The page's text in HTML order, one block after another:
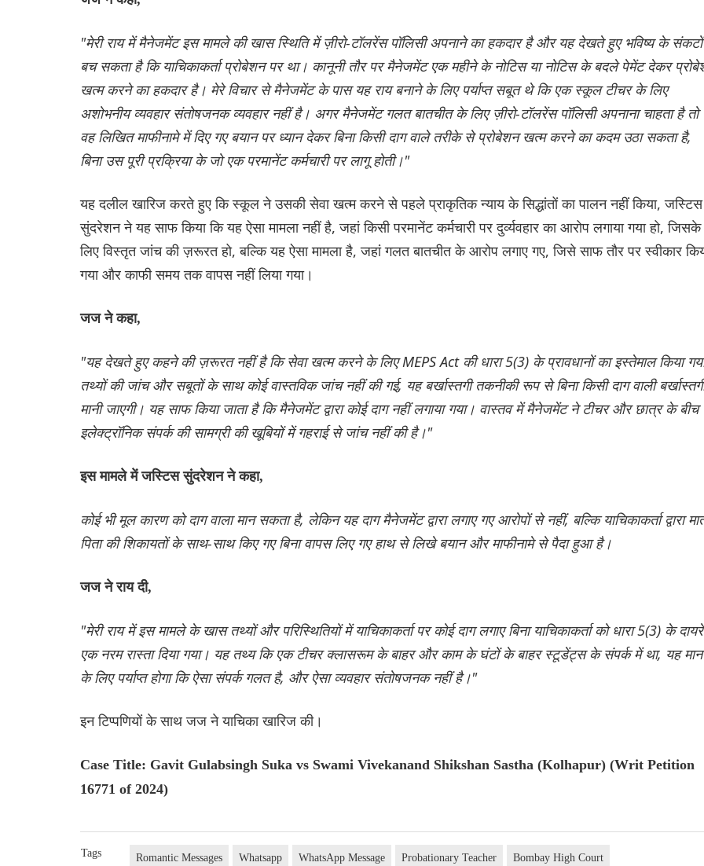
"मेरी राय में मैनेजमेंट इस मामले की खास स्थिति में ज़ीरो-टॉलरेंस पॉलिसी अपनाने का हकदार है और यह देखते हुए भविष्य के
बच सकता है कि याचिकाकर्ता प्रोबेशन पर था। कानूनी तौर पर मैनेजमेंट एक महीने के नोटिस या नोटिस के बदले पेमेंट देकर
खत्म करने का हकदार है। मेरे विचार से मैनेजमेंट के पास यह राय बनाने के लिए पर्याप्त सबूत थे कि एक स्कूल टीचर के लिए
अशोभनीय व्यवहार संतोषजनक व्यवहार नहीं है। अगर मैनेजमेंट गलत बातचीत के लिए ज़ीरो-टॉलरेंस पॉलिसी अपनाना चाहता है तो
वह लिखित माफीनामे में दिए गए बयान पर ध्यान देकर बिना किसी दाग ​​वाले तरीके से प्रोबेशन खत्म करने का कदम उठा सकता है,
बिना उस पूरी प्रक्रिया के जो एक परमानेंट कर्मचारी पर लागू होती।"
यह दलील खारिज करते हुए कि स्कूल ने उसकी सेवा खत्म करने से पहले प्राकृतिक न्याय के सिद्धांतों का पालन नहीं किया, जस्टिस
सुंदरेशन ने यह साफ किया कि यह ऐसा मामला नहीं है, जहां किसी परमानेंट कर्मचारी पर दुर्व्यवहार का आरोप लगाया गया हो, जिसके
लिए विस्तृत जांच की ज़रूरत हो, बल्कि यह ऐसा मामला है, जहां गलत बातचीत के आरोप लगाए गए, जिसे साफ तौर पर स्वीकार
गया और काफी समय तक वापस नहीं लिया गया।
जज ने कहा,
"यह देखते हुए कहने की ज़रूरत नहीं है कि सेवा खत्म करने के लिए MEPS Act की धारा 5(3) के प्रावधानों का इस्तेमाल किया
तथ्यों की जांच और सबूतों के साथ कोई वास्तविक जांच नहीं की गई, यह बर्खास्तगी तकनीकी रूप से बिना किसी दाग ​​वाली
मानी जाएगी। यह साफ किया जाता है कि मैनेजमेंट द्वारा कोई दाग नहीं लगाया गया। वास्तव में मैनेजमेंट ने टीचर और छात्र के बीच
इलेक्ट्रॉनिक संपर्क की सामग्री की खूबियों में गहराई से जांच नहीं की है।"
इस मामले में जस्टिस सुंदरेशन ने कहा,
कोई भी मूल कारण को दाग वाला मान सकता है, लेकिन यह दाग मैनेजमेंट द्वारा लगाए गए आरोपों से नहीं, बल्कि याचिकाकर्ता द्वारा
पिता की शिकायतों के साथ-साथ किए गए बिना वापस लिए गए हाथ से लिखे बयान और माफीनामे से पैदा हुआ है।
जज ने राय दी,
"मेरी राय में इस मामले के खास तथ्यों और परिस्थितियों में याचिकाकर्ता पर कोई दाग लगाए बिना याचिकाकर्ता को धारा 5(3) के
एक नरम रास्ता दिया गया। यह तथ्य कि एक टीचर क्लासरूम के बाहर और काम के घंटों के बाहर स्टूडेंट्स के संपर्क में था, यह
के लिए पर्याप्त होगा कि ऐसा संपर्क गलत है, और ऐसा व्यवहार संतोषजनक नहीं है।"
इन टिप्पणियों के साथ जज ने याचिका खारिज की।
Case Title: Gavit Gulabsingh Suka vs Swami Vivekanand Shikshan Sastha (Kolhapur) (Writ Petition
16771 of 2024)
Tags Romantic Messages Whatsapp WhatsApp Message Probationary Teacher Bombay High Court